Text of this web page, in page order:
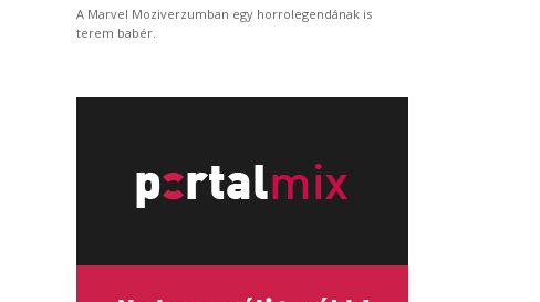
A Marvel Moziverzumban egy horrolegendának is
terem babér.